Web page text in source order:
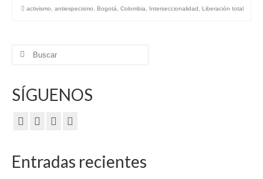
activismo antiespecismo Bogotá Colombia Interseccionalidad Liberación total
Buscar
SÍGUENOS
Entradas recientes